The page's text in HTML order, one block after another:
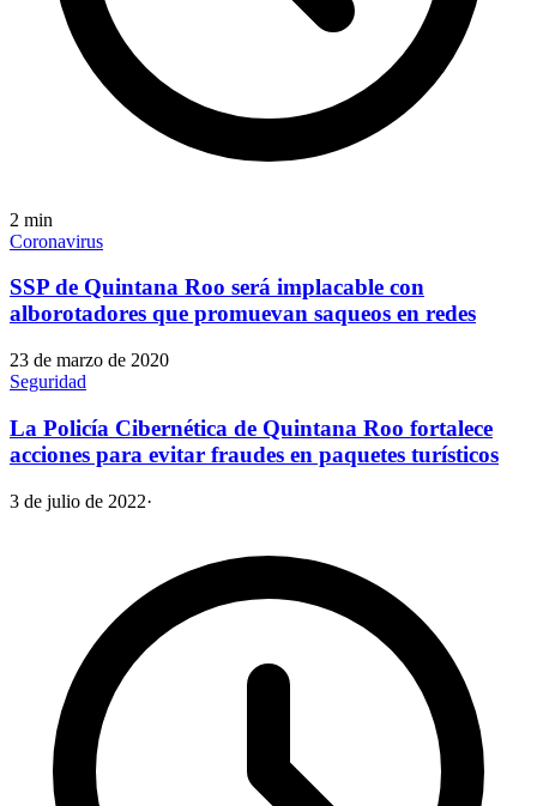
2 min
Coronavirus
SSP de Quintana Roo será implacable con
alborotadores que promuevan saqueos en redes
23 de marzo de 2020
Seguridad
La Policía Cibernética de Quintana Roo fortalece
acciones para evitar fraudes en paquetes turísticos
3 de julio de 2022·